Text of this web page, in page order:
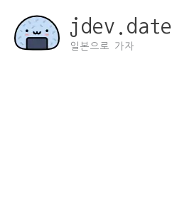
jdev.date
일본으로 가자